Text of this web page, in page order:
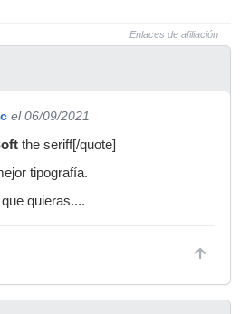
Enlaces de afiliación
el 06/09/2021
the seriff[/quote]
tipografía.
que quieras....